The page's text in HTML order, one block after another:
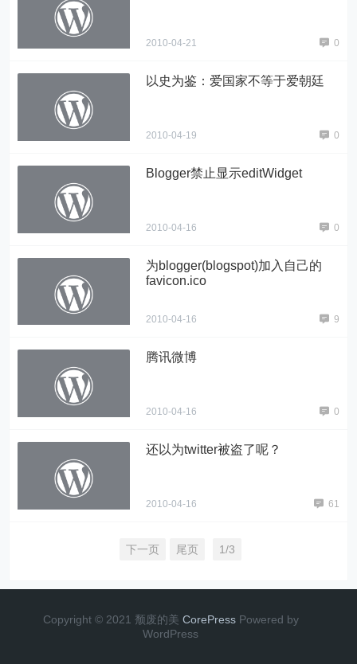
2010-04-21 0
以史为鉴：爱国家不等于爱朝廷
2010-04-19 0
Blogger禁止显示editWidget
2010-04-16 0
为blogger(blogspot)加入自己的
favicon.ico
2010-04-16 9
腾讯微博
2010-04-16 0
还以为twitter被盗了呢？
2010-04-16 61
下一页 尾页 1/3
Copyright © 2021 颓废的美 CorePress Powered by
WordPress